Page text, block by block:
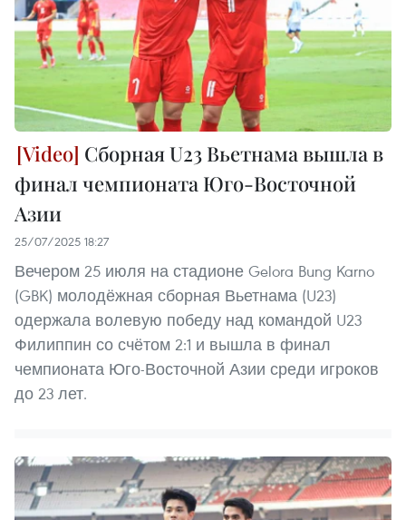
Сборная U23 Вьетнама вышла в
финал чемпионата Юго-Восточной
Азии
25/07/2025 18:27
Вечером 25 июля на стадионе Gelora Bung Karno
(GBK) молодёжная сборная Вьетнама (U23)
одержала волевую победу над командой U23
Филиппин со счётом 2:1 и вышла в финал
чемпионата Юго-Восточной Азии среди игроков
до 23 лет.